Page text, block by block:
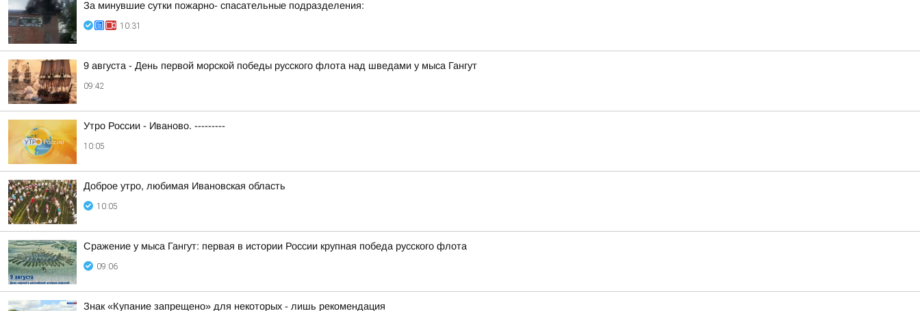
За минувшие сутки пожарно- спасательные подразделения:
10:31
9 августа - День первой морской победы русского флота над шведами у мыса Гангут
09:42
Утро России - Иваново. ---------
10:05
Доброе утро, любимая Ивановская область
10:05
Сражение у мыса Гангут: первая в истории России крупная победа русского флота
09:06
Знак «Купание запрещено» для некоторых - лишь рекомендация